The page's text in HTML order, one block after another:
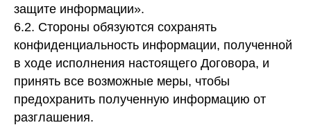
защите информации».
6.2. Стороны обязуются сохранять
конфиденциальность информации, полученной
в ходе исполнения настоящего Договора, и
принять все возможные меры, чтобы
предохранить полученную информацию от
разглашения.